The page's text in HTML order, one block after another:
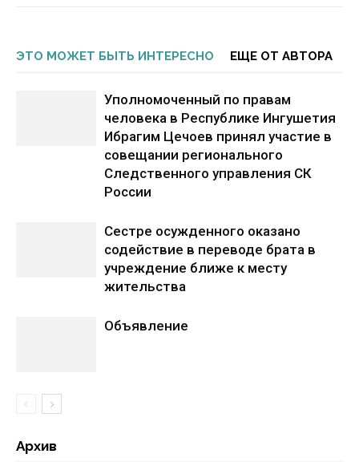
ЭТО МОЖЕТ БЫТЬ ИНТЕРЕСНО ЕЩЕ ОТ АВТОРА
Уполномоченный по правам
человека в Республике Ингушетия
Ибрагим Цечоев принял участие в
совещании регионального
Следственного управления СК
России
Сестре осужденного оказано
содействие в переводе брата в
учреждение ближе к месту
жительства
Объявление
Архив